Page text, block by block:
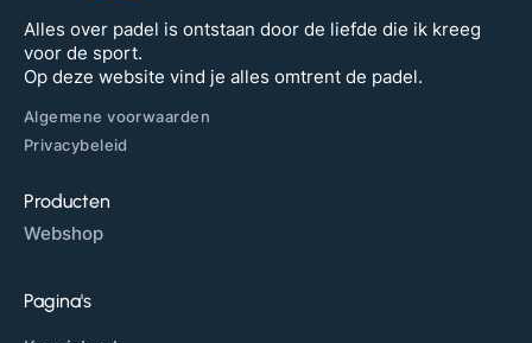
Alles over padel is ontstaan door de liefde die ik kreeg
voor de sport.
Op deze website vind je alles omtrent de padel.
Algemene voorwaarden
Privacybeleid
Producten
Webshop
Pagina's